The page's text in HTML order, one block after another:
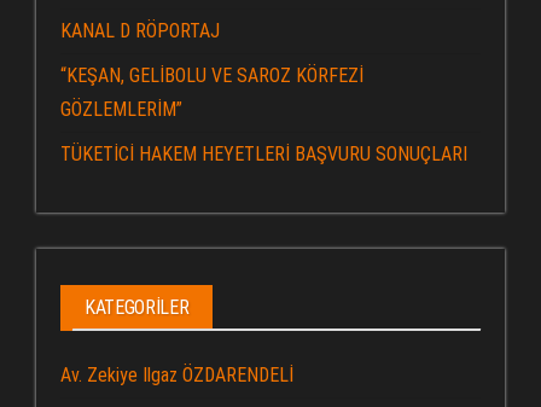
KANAL D RÖPORTAJ
“KEŞAN, GELİBOLU VE SAROZ KÖRFEZİ
GÖZLEMLERİM”
TÜKETİCİ HAKEM HEYETLERİ BAŞVURU SONUÇLARI
KATEGORILER
Av. Zekiye Ilgaz ÖZDARENDELİ